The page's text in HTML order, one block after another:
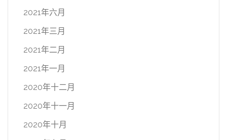
2021年六月
2021年三月
2021年二月
2021年一月
2020年十二月
2020年十一月
2020年十月